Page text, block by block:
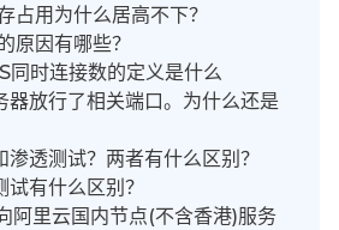
占用为什么居高不下？
原因有哪些？
同时连接数的定义是什么
器放行了相关端口。为什么还是
透测试？两者有什么区别？
有什么区别？
阿里云国内节点(不含香港)服务